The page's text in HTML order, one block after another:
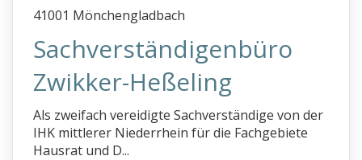
m
o
p
q
r
41001 Mönchengladbach
Sachverständigenbüro
Zwikker-Heßeling
Als zweifach vereidigte Sachverständige von der
IHK mittlerer Niederrhein für die Fachgebiete
Hausrat und D...